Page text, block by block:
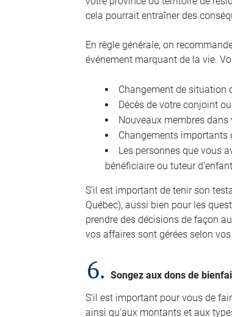
cela pourrait entraîner des
En règle générale, on
événement marquant de la vie.
Changement de situation
Décès de votre conjoint
Nouveaux membres dans
Changements importants
Les personnes que vous
bénéficiaire ou tuteur
S’il est important de tenir son
Québec), aussi bien pour les
prendre des décisions de façon
vos affaires sont gérées selon
6.Songez aux dons de
S’il est important pour vous de
ainsi qu’aux montants et aux